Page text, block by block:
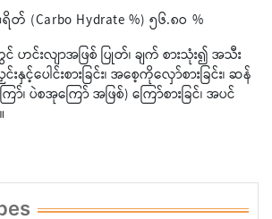
(Carbo Hydrate %) ၅၆.၈ဝ %
ဟင်းလျာအဖြစ် ပြုတ်၊ ချက် စားသုံး၍ အသီး
ပေါင်းစားခြင်း၊ အစေ့ကိုလှော်စားခြင်း၊ ဆန်
ာ်၊ ပဲစအုကြော် အဖြစ်) ကြော်စားခြင်၊ အပင်